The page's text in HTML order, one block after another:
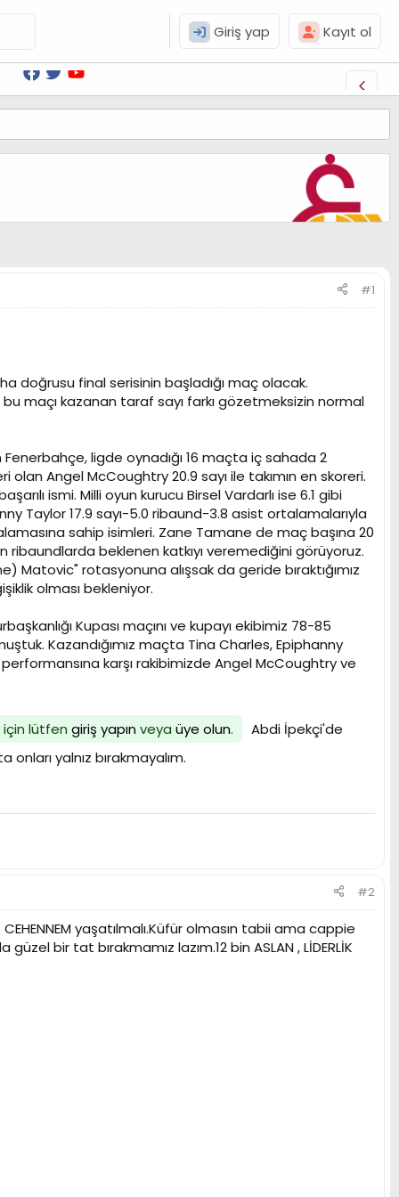
Giriş yap Kayıt ol
#1
doğrusu final serisinin başladığı maç olacak.
maçı kazanan taraf sayı farkı gözetmeksizin normal
ligde oynadığı 16 maçta iç sahada 2
olan Angel McCoughtry 20.9 sayı ile takımın en skoreri.
ismi. Milli oyun kurucu Birsel Vardarlı ise 6.1 gibi
Taylor 17.9 sayı-5.0 ribaund-3.8 asist ortalamalarıyla
sahip isimleri. Zane Tamane de maç başına 20
ribaundlarda beklenen katkıyı veremediğini görüyoruz.
Matovic" rotasyonuna alışsak da geride bıraktığımız
olması bekleniyor.
Kupası maçını ve kupayı ekibimiz 78-85
Kazandığımız maçta Tina Charles, Epiphanny
karşı rakibimizde Angel McCoughtry ve
için lütfen giriş yapınveya üye olun.
Abdi İpekçi'de
yalnız bırakmayalım.
#2
yaşatılmalı.Küfür olmasın tabii ama cappie
bir tat bırakmamız lazım.12 bin ASLAN , LİDERLİK